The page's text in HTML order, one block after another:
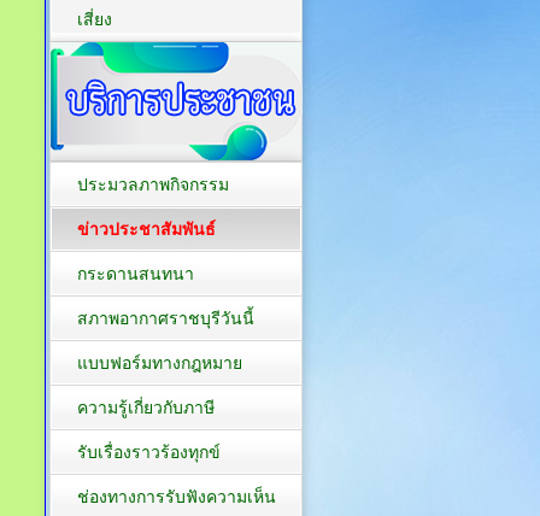
เสี่ยง
ประมวลภาพกิจกรรม
ข่าวประชาสัมพันธ์
กระดานสนทนา
สภาพอากาศราชบุรีวันนี้
แบบฟอร์มทางกฎหมาย
ความรู้เกี่ยวกับภาษี
รับเรื่องราวร้องทุกข์
ช่องทางการรับฟังความเห็น